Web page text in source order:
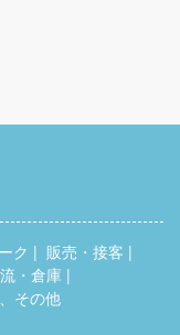
ク
販売・接客
・倉庫
その他